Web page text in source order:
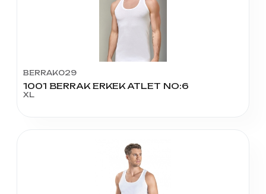
BERRAK029
1001 BERRAK ERKEK ATLET NO:6
XL